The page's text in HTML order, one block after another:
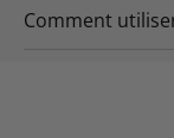
Comment